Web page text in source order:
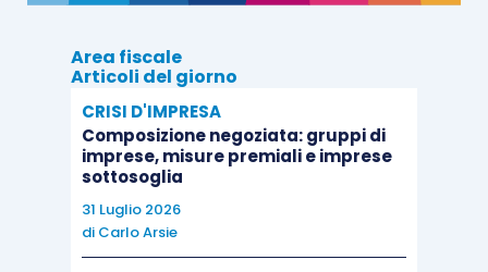
erogate in esecuzione dei contratti aziendali o
territoriali di cui all’articolo 51 del decreto
legislativo 15 giugno 2015, n. 81.
La detassazioneè applicabile solo per il settore
privatoe con riferimento ai titolari di reddito di
lavoro dipendente di importo non superiore,
Area fiscale
Articoli del giorno
CRISI D'IMPRESA
Composizione negoziata: gruppi di
imprese, misure premiali e imprese
sottosoglia
31 Luglio 2026
di Carlo Arsie